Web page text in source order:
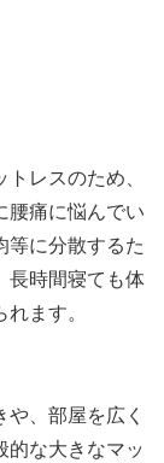
レスのため、
腰痛に悩んでい
等に分散するた
長時間寝ても体
ます。
、部屋を広く
的な大きなマッ